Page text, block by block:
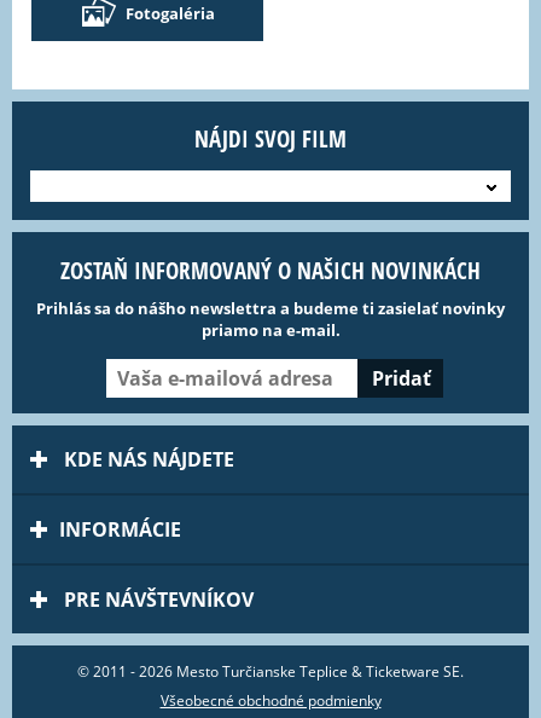
Fotogaléria
NÁJDI SVOJ FILM
ZOSTAŇ INFORMOVANÝ O NAŠICH NOVINKÁCH
Prihlás sa do nášho newslettra a budeme ti zasielať novinky
priamo na e-mail.
KDE NÁS NÁJDETE
INFORMÁCIE
PRE NÁVŠTEVNÍKOV
© 2011 - 2026 Mesto Turčianske Teplice & Ticketware SE.
Všeobecné obchodné podmienky